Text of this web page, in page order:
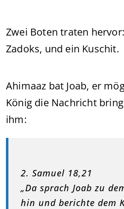
Zwei Boten traten
Zadoks, und ein Kuschit.
Ahimaaz bat Joab, er
König die Nachricht
ihm:
2. Samuel 18,21
„Da sprach Joab zu
hin und berichte dem